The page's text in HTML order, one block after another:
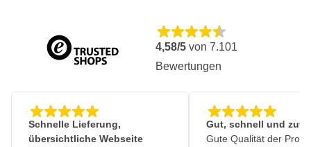
4,58/5 von 7.101
Bewertungen
Schnelle Lieferung,
übersichtliche Webseite
Gut, schnell und
Gute Qualität der